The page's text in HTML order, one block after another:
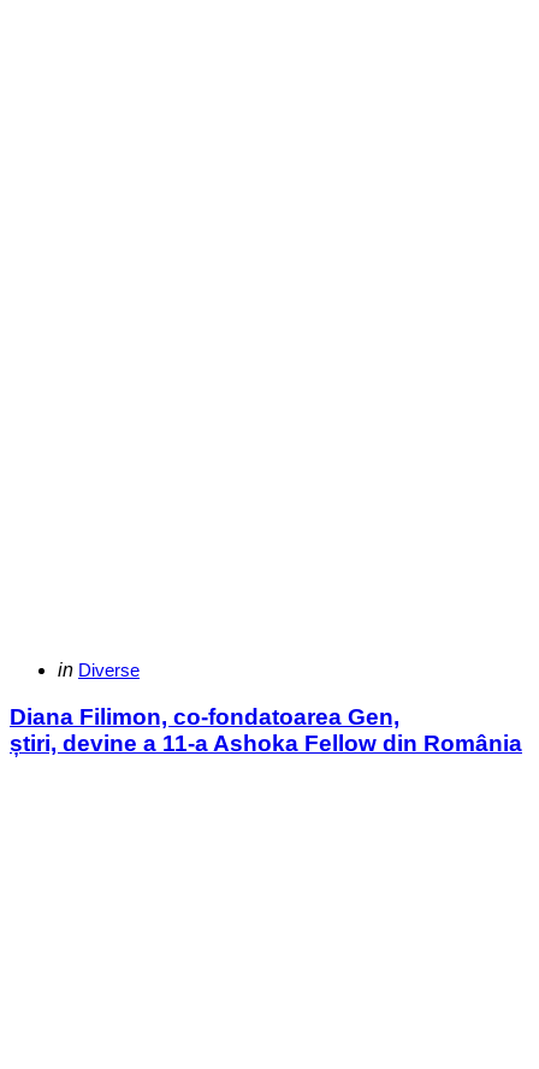
Categories
Posted
in Diverse
Diana Filimon, co-fondatoarea Gen,
știri, devine a 11-a Ashoka Fellow din România